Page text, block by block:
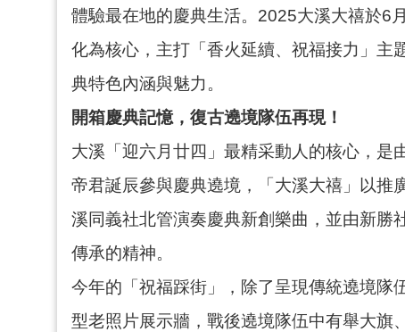
體驗最在地的慶典生活。2025大溪大禧於6
化為核心，主打「香火延續、祝福接力」主
典特色內涵與魅力。
開箱慶典記憶，復古遶境隊伍再現！
大溪「迎六月廿四」最精采動人的核心，
帝君誕辰參與慶典遶境，「大溪大禧」以推
溪同義社北管演奏慶典新創樂曲，並由新勝
傳承的精神。
今年的「祝福踩街」，除了呈現傳統遶境隊
型老照片展示牆，戰後遶境隊伍中有舉大旗